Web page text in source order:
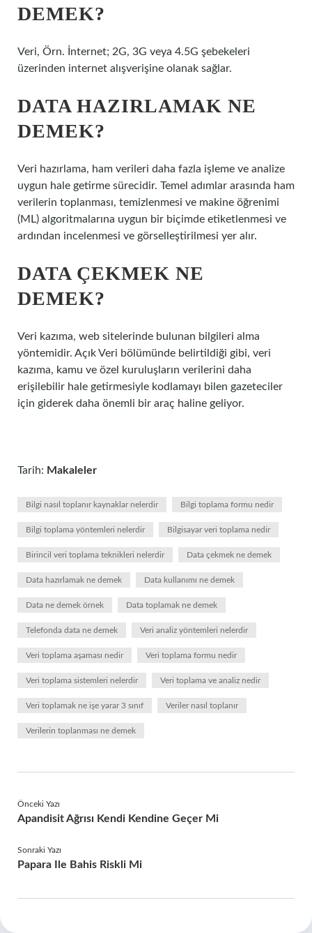
DEMEK?
Veri, Örn. İnternet; 2G, 3G veya 4.5G şebekeleri
üzerinden internet alışverişine olanak sağlar.
DATA HAZIRLAMAK NE
DEMEK?
Veri hazırlama, ham verileri daha fazla işleme ve analize
uygun hale getirme sürecidir. Temel adımlar arasında ham
verilerin toplanması, temizlenmesi ve makine öğrenimi
(ML) algoritmalarına uygun bir biçimde etiketlenmesi ve
ardından incelenmesi ve görselleştirilmesi yer alır.
DATA ÇEKMEK NE
DEMEK?
Veri kazıma, web sitelerinde bulunan bilgileri alma
yöntemidir. Açık Veri bölümünde belirtildiği gibi, veri
kazıma, kamu ve özel kuruluşların verilerini daha
erişilebilir hale getirmesiyle kodlamayı bilen gazeteciler
için giderek daha önemli bir araç haline geliyor.
Tarih: Makaleler
Bilgi nasıl toplanır kaynaklar nelerdir Bilgi toplama formu nedir
Bilgi toplama yöntemleri nelerdir Bilgisayar veri toplama nedir
Birincil veri toplama teknikleri nelerdir Data çekmek ne demek
Data hazırlamak ne demek Data kullanımı ne demek
Data ne demek örnek Data toplamak ne demek
Telefonda data ne demek Veri analiz yöntemleri nelerdir
Veri toplama aşaması nedir Veri toplama formu nedir
Veri toplama sistemleri nelerdir Veri toplama ve analiz nedir
Veri toplamak ne işe yarar 3 sınıf Veriler nasıl toplanır
Verilerin toplanması ne demek
Önceki Yazı
Apandisit Ağrısı Kendi Kendine Geçer Mi
Sonraki Yazı
Papara Ile Bahis Riskli Mi